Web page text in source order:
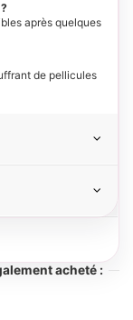
après quelques
de pellicules
acheté :